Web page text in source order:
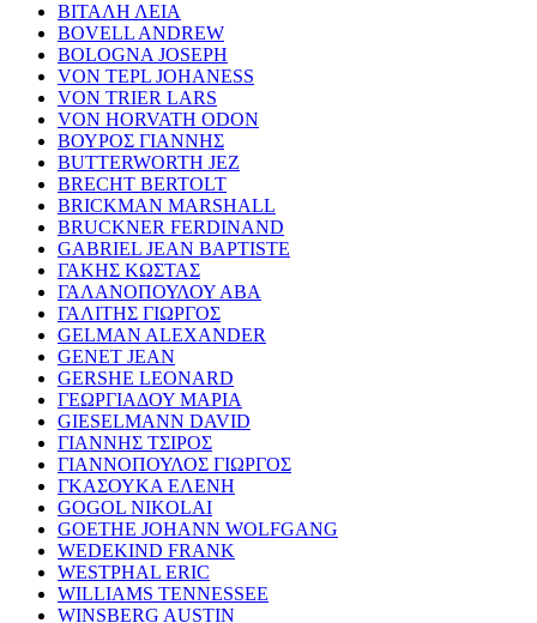
ΒΙΤΑΛΗ ΛΕΙΑ
BOVELL ANDREW
BOLOGNA JOSEPH
VON TEPL JOHANESS
VON TRIER LARS
VON HORVATH ODON
ΒΟΥΡΟΣ ΓΙΑΝΝΗΣ
BUTTERWORTH JEZ
BRECHT BERTOLT
BRICKMAN MARSHALL
BRUCKNER FERDINAND
GABRIEL JEAN BAPTISTE
ΓΑΚΗΣ ΚΩΣΤΑΣ
ΓΑΛΑΝΟΠΟΥΛΟΥ ΑΒΑ
ΓΑΛΙΤΗΣ ΓΙΩΡΓΟΣ
GELMAN ALEXANDER
GENET JEAN
GERSHE LEONARD
ΓΕΩΡΓΙΑΔΟΥ ΜΑΡΙΑ
GIESELMANN DAVID
ΓΙΑΝΝΗΣ ΤΣΙΡΟΣ
ΓΙΑΝΝΟΠΟΥΛΟΣ ΓΙΩΡΓΟΣ
ΓΚΑΣΟΥΚΑ ΕΛΕΝΗ
GOGOL NIKOLAI
GOETHE JOHANN WOLFGANG
WEDEKIND FRANK
WESTPHAL ERIC
WILLIAMS TENNESSEE
WINSBERG AUSTIN